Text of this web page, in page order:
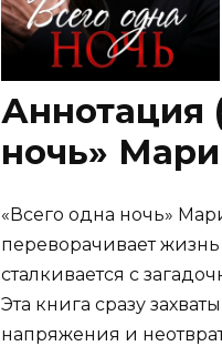
Аннотация
ночь»
«Всего одна ночь»
переворачивает
сталкивается с
Эта книга сразу
напряжения и